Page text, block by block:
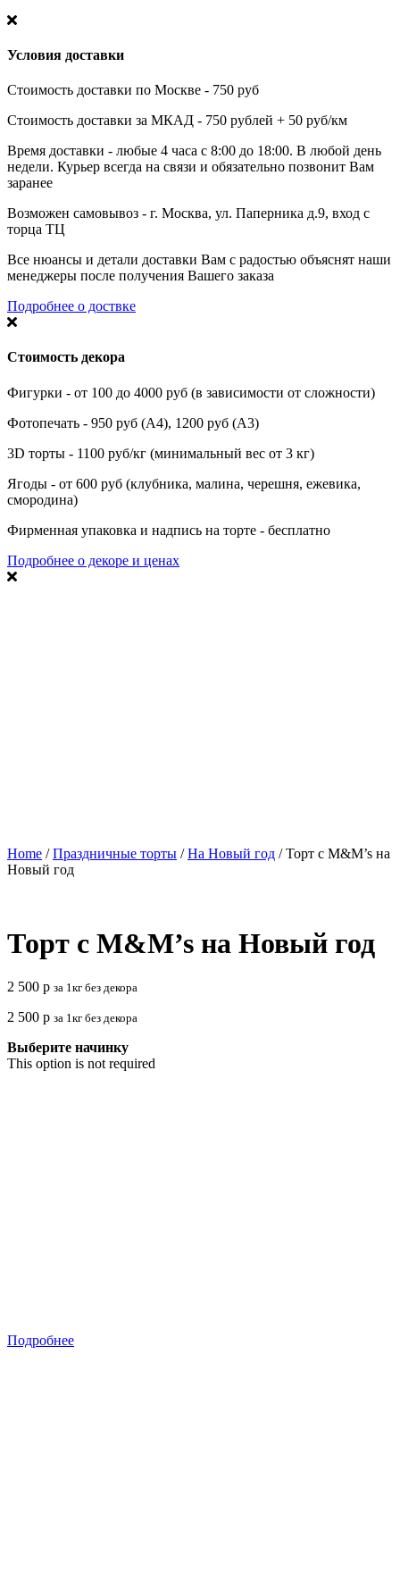
Условия доставки
Стоимость доставки по Москве - 750 руб
Стоимость доставки за МКАД - 750 рублей + 50 руб/км
Время доставки - любые 4 часа с 8:00 до 18:00. В любой день
недели. Курьер всегда на связи и обязательно позвонит Вам
заранее
Возможен самовывоз - г. Москва, ул. Паперника д.9, вход с
торца ТЦ
Все нюансы и детали доставки Вам с радостью объяснят наши
менеджеры после получения Вашего заказа
Подробнее о доствке
Стоимость декора
Фигурки - от 100 до 4000 руб (в зависимости от сложности)
Фотопечать - 950 руб (А4), 1200 руб (А3)
3D торты - 1100 руб/кг (минимальный вес от 3 кг)
Ягоды - от 600 руб (клубника, малина, черешня, ежевика,
смородина)
Фирменная упаковка и надпись на торте - бесплатно
Подробнее о декоре и ценах
Home /Праздничные торты /На Новый год / Торт с M&M’s на
Новый год
Торт с M&M’s на Новый год
2 500 р за 1кг без декора
2 500 р за 1кг без декора
Выберите начинку
This option is not required
Подробнее